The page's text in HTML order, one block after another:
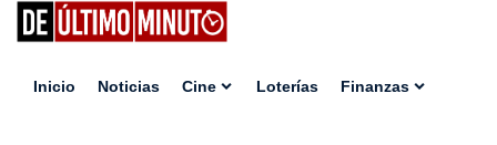
Inicio Noticias Cine Loterías Finanzas